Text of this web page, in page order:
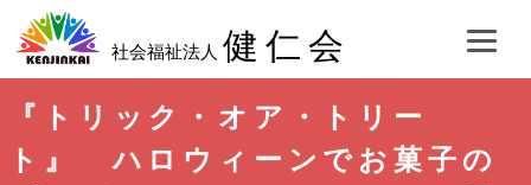
社会福祉法人健仁会
『トリック・オア・トリー
ト』 ハロウィーンでお菓子の